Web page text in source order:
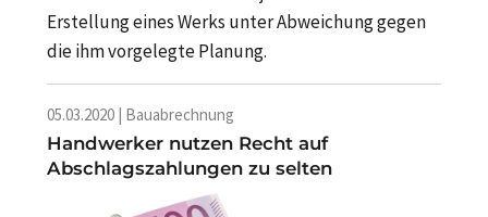
Erstellung eines Werks unter Abweichung gegen
die ihm vorgelegte Planung.
05.03.2020 | Bauabrechnung
Handwerker nutzen Recht auf
Abschlagszahlungen zu selten